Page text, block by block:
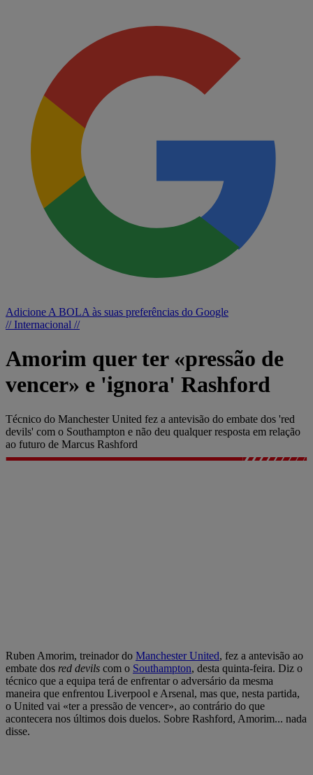
Adicione A BOLA às suas preferências do Google
// Internacional //
Amorim quer ter «pressão de
vencer» e 'ignora' Rashford
Técnico do Manchester United fez a antevisão do embate dos 'red
devils' com o Southampton e não deu qualquer resposta em relação
ao futuro de Marcus Rashford
Ruben Amorim, treinador do Manchester United, fez a antevisão ao
embate dos red devils com o Southampton, desta quinta-feira. Diz o
técnico que a equipa terá de enfrentar o adversário da mesma
maneira que enfrentou Liverpool e Arsenal, mas que, nesta partida,
o United vai «ter a pressão de vencer», ao contrário do que
acontecera nos últimos dois duelos. Sobre Rashford, Amorim... nada
disse.